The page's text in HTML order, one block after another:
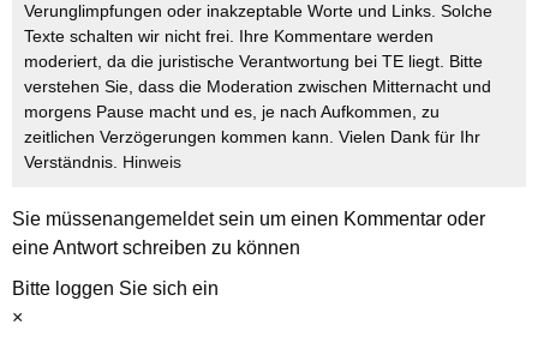
Verunglimpfungen oder inakzeptable Worte und Links. Solche
Texte schalten wir nicht frei. Ihre Kommentare werden
moderiert, da die juristische Verantwortung bei TE liegt. Bitte
verstehen Sie, dass die Moderation zwischen Mitternacht und
morgens Pause macht und es, je nach Aufkommen, zu
zeitlichen Verzögerungen kommen kann. Vielen Dank für Ihr
Verständnis. Hinweis
Sie müssenangemeldetsein um einen Kommentar oder
eine Antwort schreiben zu können
Bitte loggen Sie sich ein
×